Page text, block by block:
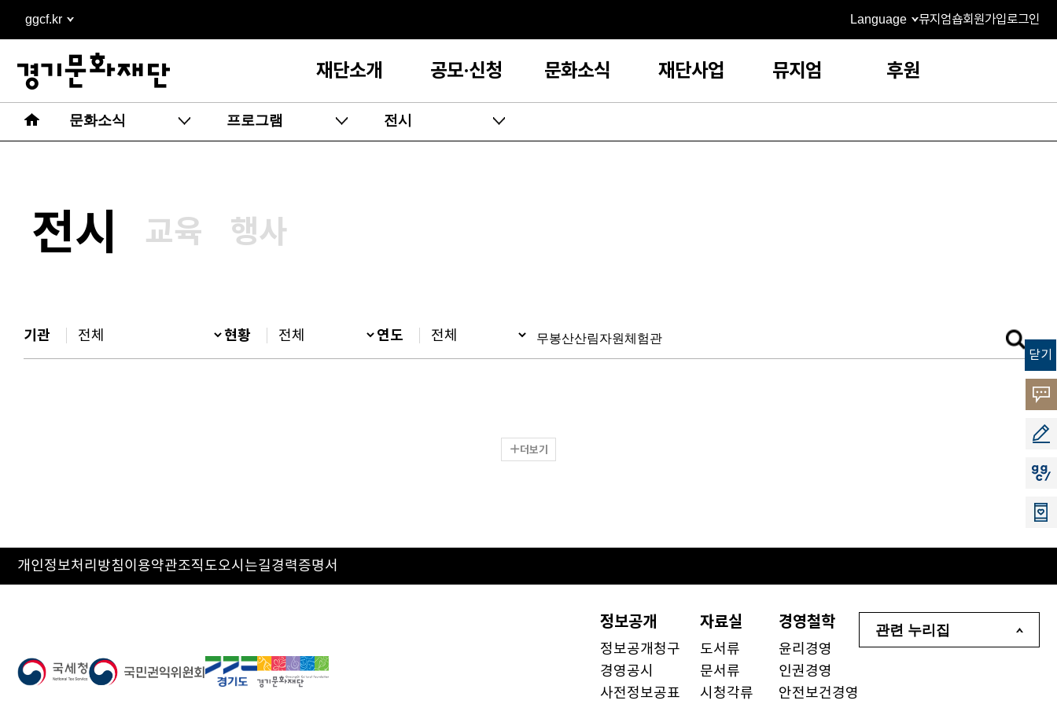
바로가기
ggcf.kr Language 뮤지엄숍회원가입로그인
재단소개 공모·신청 문화소식 재단사업 뮤지엄 후원
닫기
고객
소리
공모
지지
문화소식 프로그램 전시
전시 교육 행사
기관 현황 연도
더보기
개인정보처리방침이용약관조직도오시는길경력증명서
정보공개
정보공개청구
경영공시
사전정보공표
자료실
도서류
문서류
시청각류
경영철학
윤리경영
인권경영
안전보건경영
관련 누리집